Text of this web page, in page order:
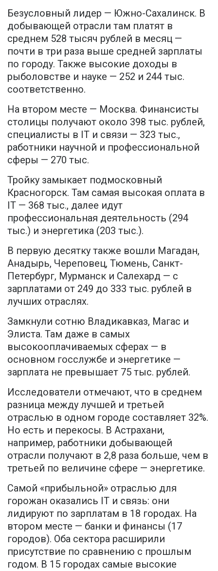
Безусловный лидер — Южно-Сахалинск. В
добывающей отрасли там платят в
среднем 528 тысяч рублей в месяц —
почти в три раза выше средней зарплаты
по городу. Также высокие доходы в
рыболовстве и науке — 252 и 244 тыс.
соответственно.
На втором месте — Москва. Финансисты
столицы получают около 398 тыс. рублей,
специалисты в IT и связи — 323 тыс.,
работники научной и профессиональной
сферы — 270 тыс.
Тройку замыкает подмосковный
Красногорск. Там самая высокая оплата в
IT — 368 тыс., далее идут
профессиональная деятельность (294
тыс.) и энергетика (203 тыс.).
В первую десятку также вошли Магадан,
Анадырь, Череповец, Тюмень, Санкт-
Петербург, Мурманск и Салехард — с
зарплатами от 249 до 333 тыс. рублей в
лучших отраслях.
Замкнули сотню Владикавказ, Магас и
Элиста. Там даже в самых
высокооплачиваемых сферах — в
основном госслужбе и энергетике —
зарплата не превышает 75 тыс. рублей.
Исследователи отмечают, что в среднем
разница между лучшей и третьей
отраслью в одном городе составляет 32%.
Но есть и перекосы. В Астрахани,
например, работники добывающей
отрасли получают в 2,8 раза больше, чем в
третьей по величине сфере — энергетике.
Самой «прибыльной» отраслью для
горожан оказались IT и связь: они
лидируют по зарплатам в 18 городах. На
втором месте — банки и финансы (17
городов). Оба сектора расширили
присутствие по сравнению с прошлым
годом. В 15 городах самые высокие